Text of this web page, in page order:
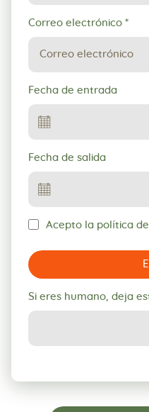
Correo electrónico *
Fecha de entrada
Fecha de salida
Acepto la política
Si eres humano, deja